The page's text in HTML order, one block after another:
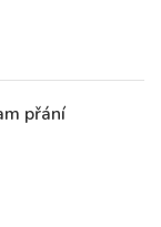
přání